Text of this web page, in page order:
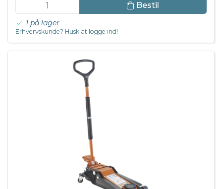
Bestil
1 på lager
Erhvervskunde? Husk at logge ind!